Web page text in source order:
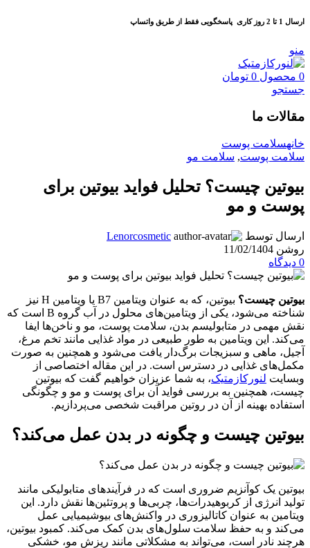
ارسال 1 تا 2 روز کاری پاسخگویی فقط از طریق واتساپ
منو
0 محصول 0 تومان
جستجو
مقالات ما
خانهسلامت پوست
سلامت پوست, سلامت مو
بیوتین چیست؟ تحلیل فواید بیوتین برای
پوست و مو
ارسال توسط
Lenorcosmetic
روشن 11/02/1404
0 دیدگاه
بیوتین چیست؟
بیوتین، که به عنوان ویتامین B7 یا ویتامین H نیز
شناخته می‌شود، یکی از ویتامین‌های محلول در آب گروه B است که
نقش مهمی در متابولیسم بدن، سلامت پوست، مو و ناخن‌ها ایفا
می‌کند. این ویتامین به طور طبیعی در مواد غذایی مانند تخم‌ مرغ،
آجیل، ماهی و سبزیجات برگ‌دار یافت می‌شود و همچنین به صورت
مکمل‌های غذایی در دسترس است. در این مقاله اختصاصی از
وبسایت لنورکازمتیک، به شما عزیزان خواهیم گفت که بیوتین
چیست، همچنین به بررسی فواید آن برای پوست و مو و چگونگی
استفاده بهینه از آن در روتین مراقبت شخصی می‌پردازیم.
بیوتین چیست و چگونه در بدن عمل می‌کند؟
بیوتین یک کوآنزیم ضروری است که در فرآیندهای متابولیکی مانند
تولید انرژی از کربوهیدرات‌ها، چربی‌ها و پروتئین‌ها نقش دارد. این
ویتامین به عنوان کاتالیزوری در واکنش‌های بیوشیمیایی عمل
می‌کند و به حفظ سلامت سلول‌های بدن کمک می‌کند. کمبود بیوتین،
هرچند نادر است، می‌تواند به مشکلاتی مانند ریزش مو، خشکی